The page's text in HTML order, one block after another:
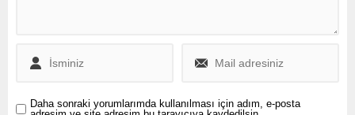
Daha sonraki yorumlarımda kullanılması için adım, e-posta